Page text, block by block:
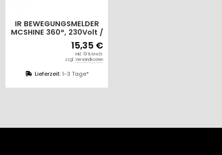
IR BEWEGUNGSMELDER
MCSHINE 360°, 230Volt /
1200Watt, weiß, LED
geeignet
Lieferzeit:1-3 Tage*
15,35 €
inkl. 19 % MwSt.
zzgl. Versandkosten